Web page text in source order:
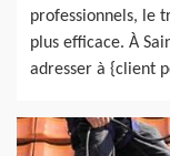
professionnels, le
plus efficace. À
adresser à {client